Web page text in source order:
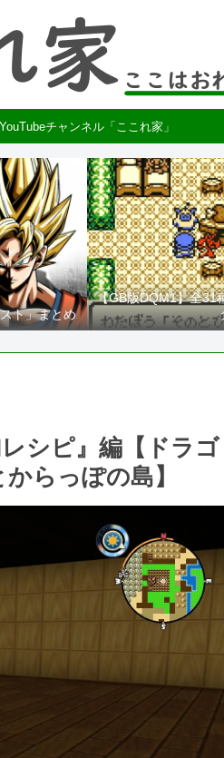
YouTubeチャンネル「ここれ家」
ト」まとめ
【GB版DQM1】全31
シピ』編【ドラゴ
らっぽの島】